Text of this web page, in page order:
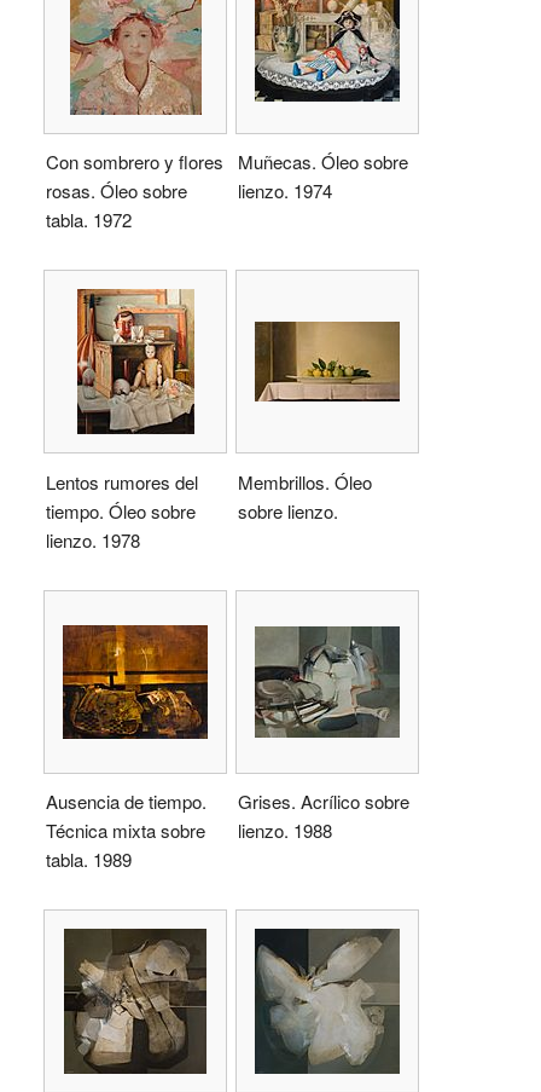
Con sombrero y flores
rosas. Óleo sobre
tabla. 1972
Muñecas. Óleo sobre
lienzo. 1974
Lentos rumores del
tiempo. Óleo sobre
lienzo. 1978
Membrillos. Óleo
sobre lienzo.
Ausencia de tiempo.
Técnica mixta sobre
tabla. 1989
Grises. Acrílico sobre
lienzo. 1988